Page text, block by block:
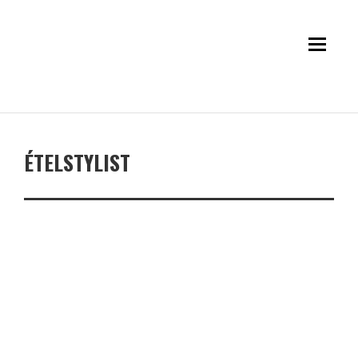
ÉTELSTYLIST